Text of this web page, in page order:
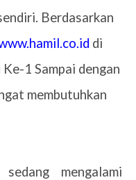
Berdasarkan
di
1 Sampai dengan
membutuhkan
mengalami